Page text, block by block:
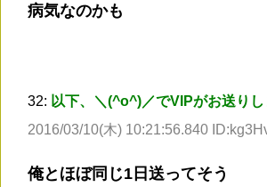
病気なのかも
32: 以下、＼(^o^)／でVIPがお送り
2016/03/10(木) 10:21:56.840
俺とほぼ同じ1日送ってそう